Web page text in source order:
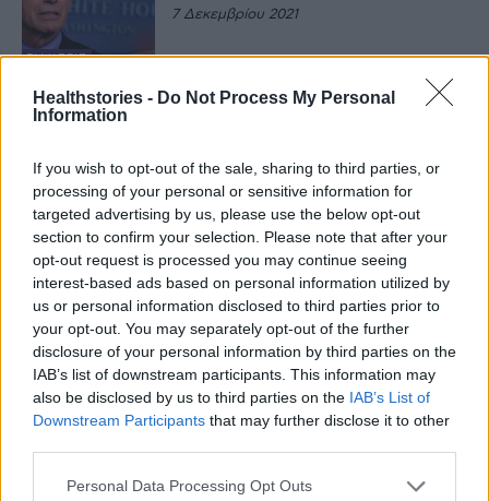
Healthstories - Do Not Process My Personal
Information
If you wish to opt-out of the sale, sharing to third parties, or
processing of your personal or sensitive information for
targeted advertising by us, please use the below opt-out
section to confirm your selection. Please note that after your
opt-out request is processed you may continue seeing
interest-based ads based on personal information utilized by
us or personal information disclosed to third parties prior to
your opt-out. You may separately opt-out of the further
disclosure of your personal information by third parties on the
IAB’s list of downstream participants. This information may
also be disclosed by us to third parties on the IAB’s List of
Downstream Participants that may further disclose it to other
Personal Data Processing Opt Outs
ΕΙΔΉΣΕΙΣ
7 Δεκεμβρίου 2021
ΕΙΔΉΣΕΙΣ
Όμικρον θα επικρατήσει της
ΚΟΡΟΝΟΙΌΣ
Νέο κινεζικό εμβόλιο – Το Clover
παρέχει προστασία 79% κατά της
παραλλαγής Δέλτα
30 Σεπτεμβρίου 2021
Φάουτσι: “Οι ΗΠΑ δεν θα
επιστρέψουν σε λοκντάουν, παρά
τους κινδύνους της παραλλαγής
Δέλτα”